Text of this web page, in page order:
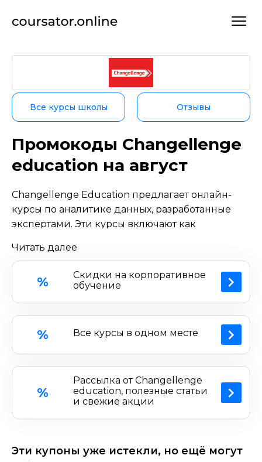
Все курсы школы Отзывы
Промокоды Changellenge
education на август
Changellenge Education предлагает онлайн-
курсы по аналитике данных, разработанные
экспертами. Эти курсы включают как
задания, что способствует лучшему усвоению
материала студентами.Промокод
Education позволяет приобрести курс по
выгодной цене.
Читать далее
%
Скидки на корпоративное
обучение
% Все курсы в одном месте
%
Рассылка от Changellenge
education, полезные статьи
и свежие акции
Эти купоны уже истекли, но ещё могут